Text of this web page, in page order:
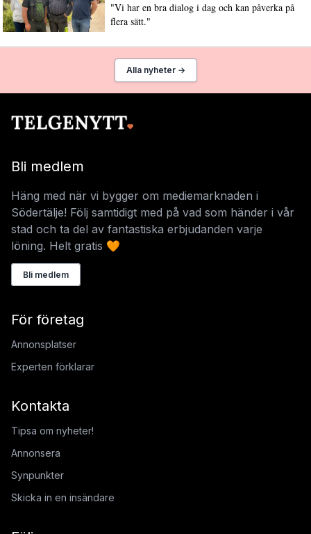
"Vi har en bra dialog i dag och kan påverka på
flera sätt."
Alla nyheter →
Bli medlem
Häng med när vi bygger om mediemarknaden i
Södertälje! Följ samtidigt med på vad som händer i vår
stad och ta del av fantastiska erbjudanden varje
löning. Helt gratis 🧡
Bli medlem
För företag
Annonsplatser
Experten förklarar
Kontakta
Tipsa om nyheter!
Annonsera
Synpunkter
Skicka in en insändare